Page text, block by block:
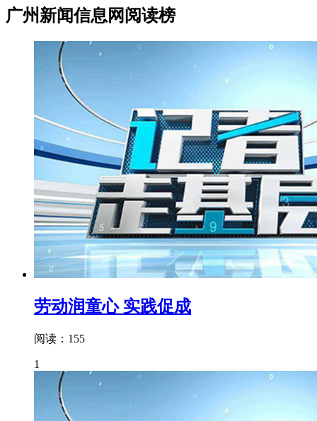
广州新闻信息网阅读榜
劳动润童心 实践促成
阅读：155
1